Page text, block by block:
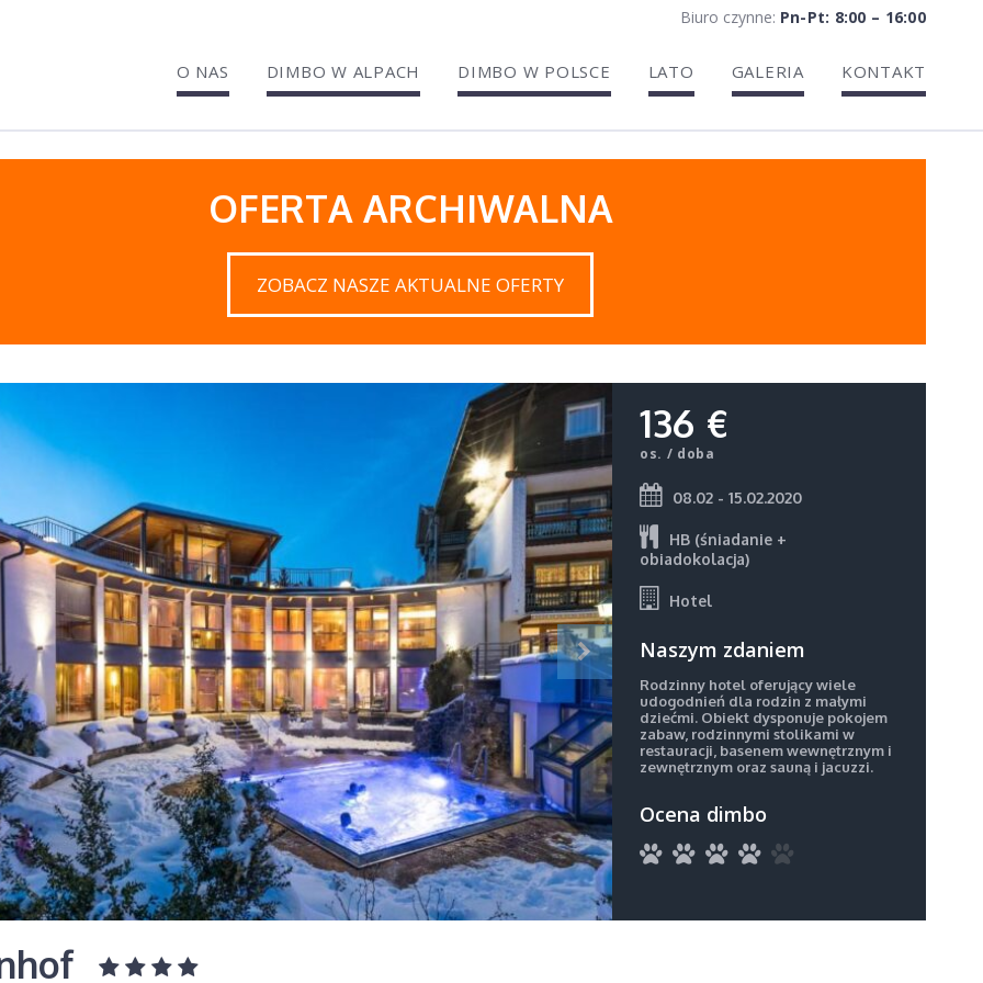
Biuro czynne: Pn-Pt: 8:00 – 16:00
O NAS DIMBO W ALPACH DIMBO W POLSCE LATO GALERIA KONTAKT
OFERTA ARCHIWALNA
ZOBACZ NASZE AKTUALNE OFERTY
136 €
os. / doba
08.02 - 15.02.2020
HB (śniadanie +
obiadokolacja)
Hotel
Naszym zdaniem
Rodzinny hotel oferujący wiele
udogodnień dla rodzin z małymi
dziećmi. Obiekt dysponuje pokojem
zabaw, rodzinnymi stolikami w
restauracji, basenem wewnętrznym i
zewnętrznym oraz sauną i jacuzzi.
Ocena dimbo